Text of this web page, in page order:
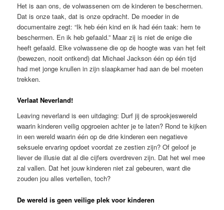
Het is aan ons, de volwassenen om de kinderen te beschermen.
Dat is onze taak, dat is onze opdracht. De moeder in de
documentaire zegt: “Ik heb één kind en ik had één taak: hem te
beschermen. En ik heb gefaald.” Maar zij is niet de enige die
heeft gefaald. Elke volwassene die op de hoogte was van het feit
(bewezen, nooit ontkend) dat Michael Jackson één op één tijd
had met jonge knullen in zijn slaapkamer had aan de bel moeten
trekken.
Verlaat Neverland!
Leaving neverland is een uitdaging: Durf jij de sprookjeswereld
waarin kinderen veilig opgroeien achter je te laten? Rond te kijken
in een wereld waarin één op de drie kinderen een negatieve
seksuele ervaring opdoet voordat ze zestien zijn? Of geloof je
liever de illusie dat al die cijfers overdreven zijn. Dat het wel mee
zal vallen. Dat het jouw kinderen niet zal gebeuren, want die
zouden jou alles vertellen, toch?
De wereld is geen veilige plek voor kinderen